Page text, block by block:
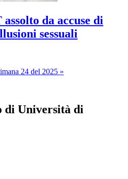
da accuse di
sessuali
24 del 2025 »
di Università di